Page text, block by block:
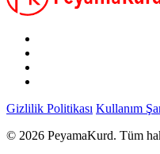
Gizlilik Politikası Kullanım
© 2026 PeyamaKurd. Tüm